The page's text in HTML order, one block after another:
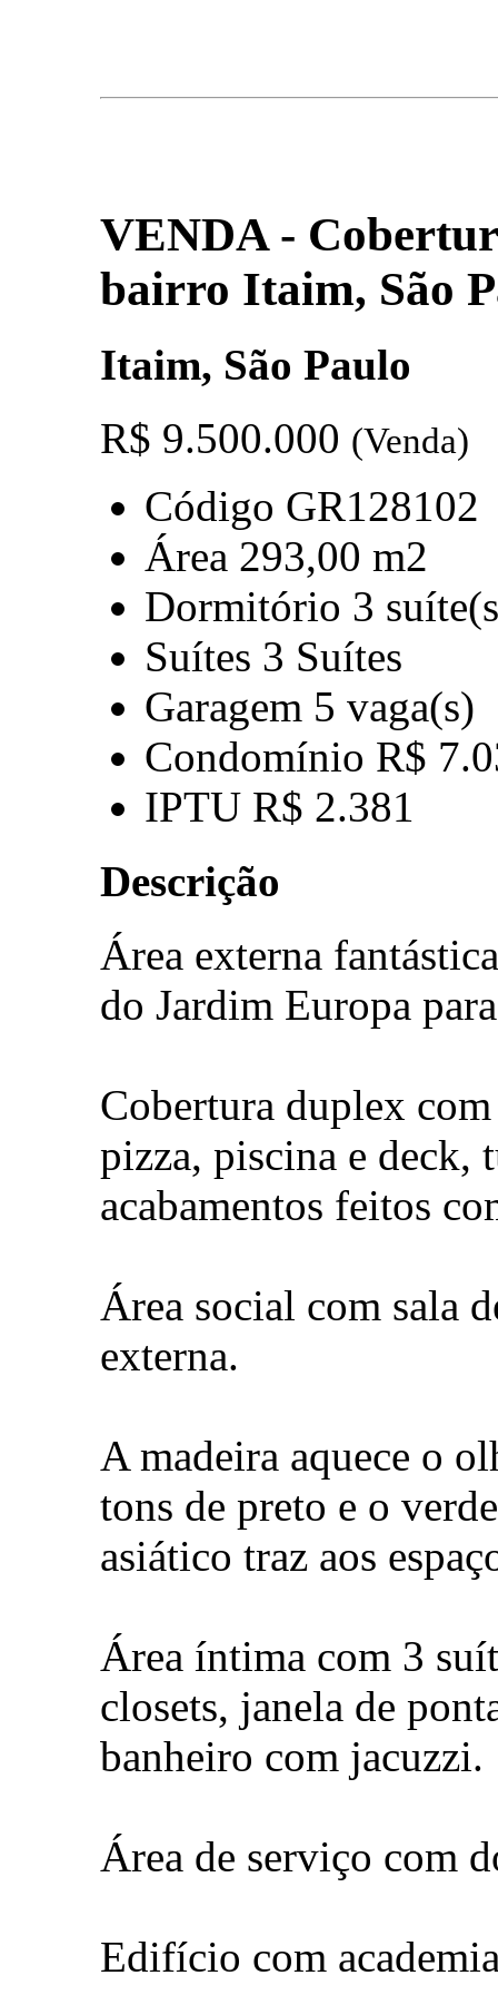
VENDA -
bairro Itaim, São
Itaim, São Paulo
R$ 9.500.000 (Venda)
Código GR128102
Área 293,00 m2
Dormitório 3
Suítes 3 Suítes
Garagem 5 vaga(s)
Condomínio R$
IPTU R$ 2.381
Descrição
Área externa
do Jardim Europa
Cobertura duplex
pizza, piscina e deck,
acabamentos feitos
Área social com sala
externa.
A madeira aquece o
tons de preto e o
asiático traz aos
Área íntima com 3
closets, janela de
banheiro com jacuzzi.
Área de serviço com
Edifício com